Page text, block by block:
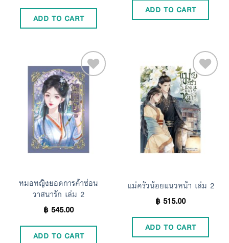
ADD TO CART
ADD TO CART
Add to
Wishlist
หมอหญิงยอดการค้าซ่อน
วาสนารัก เล่ม 2
฿545.00
ADD TO CART
Add to
Wishlist
แม่ครัวน้อยแนวหน้า เล่ม 2
฿515.00
ADD TO CART